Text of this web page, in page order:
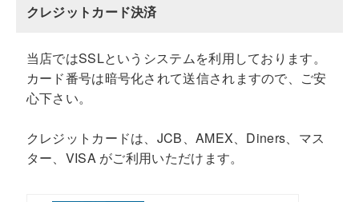
クレジットカード決済
当店ではSSLというシステムを利用しております。
カード番号は暗号化されて送信されますので、ご安
心下さい。
クレジットカードは、JCB、AMEX、Diners、マス
ター、VISA がご利用いただけます。